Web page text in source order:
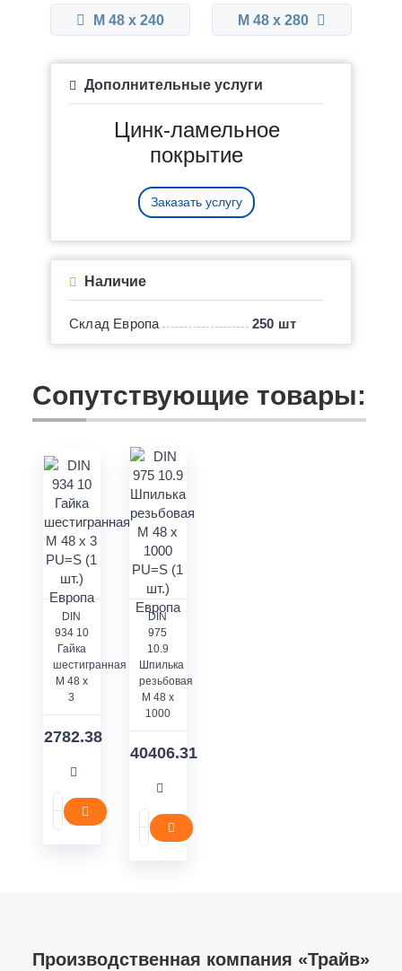
М 48 x 240 М 48 x 280
Дополнительные услуги
Цинк-ламельное
покрытие
Заказать услугу
Наличие
Склад Европа 250 шт
Сопутствующие товары:
DIN
934 10
Гайка
шестигранная
M 48 x
3
2782.38
DIN
975
10.9
Шпилька
резьбовая
M 48 x
1000
40406.31
Производственная компания «Трайв»